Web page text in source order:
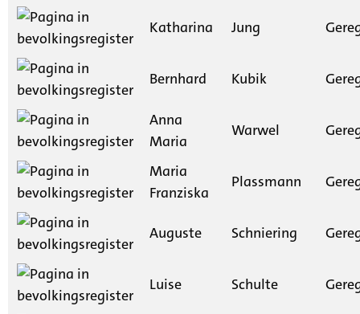
Katharina Jung
Bernhard Kubik
Anna
Maria
Warwel
Maria
Franziska
Plassmann
Auguste Schniering
Luise Schulte